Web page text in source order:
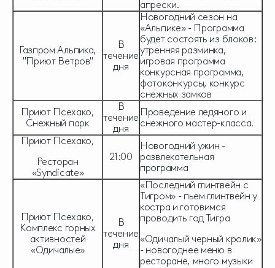
апрески.
Газпром Альпика,
"Приют Ветров"
В
течение
дня
Новогодний сезон на
«Альпике» - Программа
будет состоять из блоков:
утренняя разминка,
игровая программа
конкурсная программа,
фотоконкурсы, конкурс
снежных замков
Приют Псехако,
Снежный парк
В
течение
дня
Проведение ледяного и
снежного мастер-класса.
Приют Псехако,
Ресторан
«Syndicate»
21:00
Новогодний ужин -
развлекательная
программа
Приют Псехако,
Комплекс горных
активностей
«Одичалые»
В
течение
дня
«Последний глинтвейн с
Тигром» - пьем глинтвейн у
костра и готовимся
проводить год Тигра
«Одичалый черный кролик»
- новогоднее меню в
ресторане, много музыки